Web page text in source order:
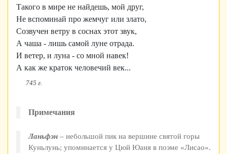
Такого в мире не найдешь, мой друг,
Не вспоминай про жемчуг или злато,
Созвучен ветру в соснах этот звук,
А чаша - лишь самой луне отрада.
И ветер, и луна - со мной навек!
А как же краток человечий век...
745 г.
Примечания
Ланьфэн – небольшой пик на вершине святой горы
Куньлунь; упоминается у Цюй Юаня в поэме «Лисао».